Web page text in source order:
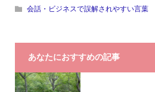
会話・ビジネスで誤解されやすい言葉
あなたにおすすめの記事